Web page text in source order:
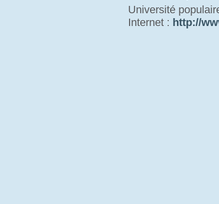
Université
Internet : http://